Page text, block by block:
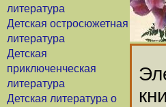
литература
Детская остросюжетная
литература
Детская
приключенческая
литература
Детская литература о